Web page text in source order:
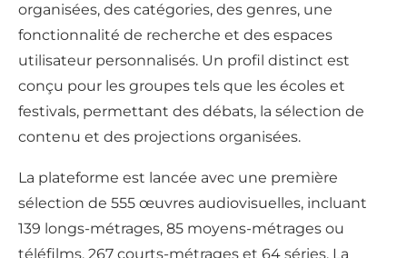
organisées, des catégories, des genres, une
fonctionnalité de recherche et des espaces
utilisateur personnalisés. Un profil distinct est
conçu pour les groupes tels que les écoles et
festivals, permettant des débats, la sélection de
contenu et des projections organisées.
La plateforme est lancée avec une première
sélection de 555 œuvres audiovisuelles, incluant
139 longs-métrages, 85 moyens-métrages ou
téléfilms, 267 courts-métrages et 64 séries. La